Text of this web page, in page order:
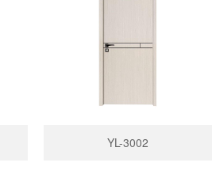
YL-3002